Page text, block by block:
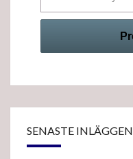
SENASTE INLÄGGEN